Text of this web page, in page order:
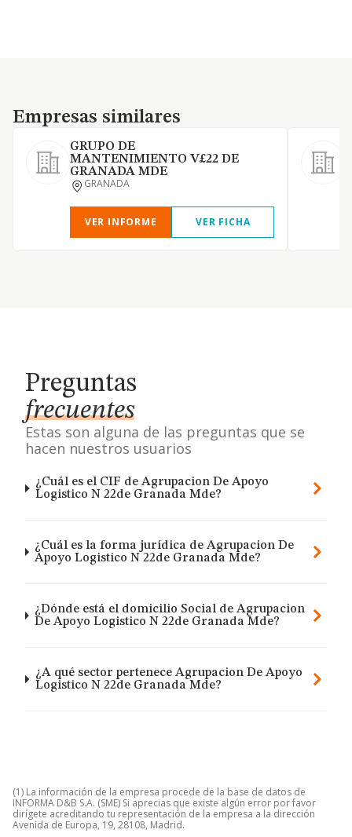
Empresas similares
Empresas similares
GRUPO DE
MANTENIMIENTO V£22 DE
GRANADA MDE
GRANADA
VER INFORME VER FICHA
Preguntas
frecuentes
Estas son alguna de las preguntas que se
hacen nuestros usuarios
¿Cuál es el CIF de Agrupacion De Apoyo
Logistico N 22de Granada Mde?
¿Cuál es la forma jurídica de Agrupacion De
Apoyo Logistico N 22de Granada Mde?
¿Dónde está el domicilio Social de Agrupacion
De Apoyo Logistico N 22de Granada Mde?
¿A qué sector pertenece Agrupacion De Apoyo
Logistico N 22de Granada Mde?
(1) La información de la empresa procede de la base de datos de
INFORMA D&B S.A. (SME) Si aprecias que existe algún error por favor
dirígete acreditando tu representación de la empresa a la dirección
Avenida de Europa, 19, 28108, Madrid.